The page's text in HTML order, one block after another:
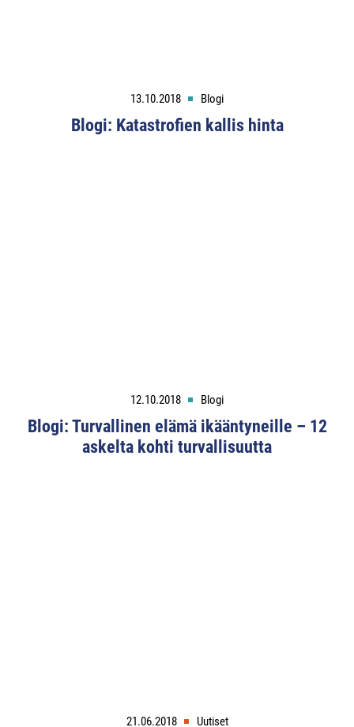
13.10.2018 Blogi
Blogi: Katastrofien kallis hinta
12.10.2018 Blogi
Blogi: Turvallinen elämä ikääntyneille – 12
askelta kohti turvallisuutta
21.06.2018 Uutiset